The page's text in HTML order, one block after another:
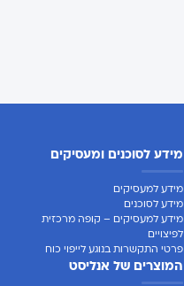
מידע לסוכנים ומעסיקים
מידע למעסיקים
מידע לסוכנים
מידע למעסיקים – קופה מרכזית
לפיצויים
פרטי התקשרות בנוגע לייפוי כוח
המוצרים של אנליסט